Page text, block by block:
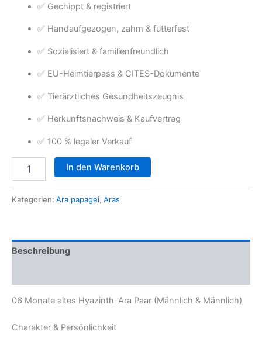
✅ Gechippt & registriert
✅ Handaufgezogen, zahm & futterfest
✅ Sozialisiert & familienfreundlich
✅ EU-Heimtierpass & CITES-Dokumente
✅ Tierärztliches Gesundheitszeugnis
✅ Herkunftsnachweis & Kaufvertrag
✅ 100 % legaler Verkauf
Monate
Hyazinth-
&
Männlich)
In den Warenkorb
Kategorien: Ara papagei, Aras
Beschreibung
06 Monate altes Hyazinth-Ara Paar (Männlich & Männlich)
Charakter & Persönlichkeit